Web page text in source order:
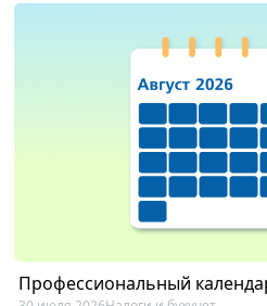
Профессиональный